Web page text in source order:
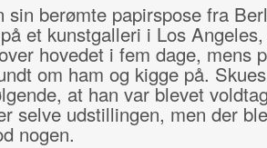
sin berømte papirspose fra
et kunstgalleri i Los
hovedet i fem dage, mens
om ham og kigge på.
at han var blevet
selve udstillingen, men der
nogen.